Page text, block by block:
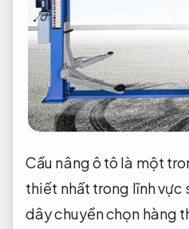
Cầu nâng ô tô là một
thiết nhất trong lĩnh vực
dây chuyền chọn hàng